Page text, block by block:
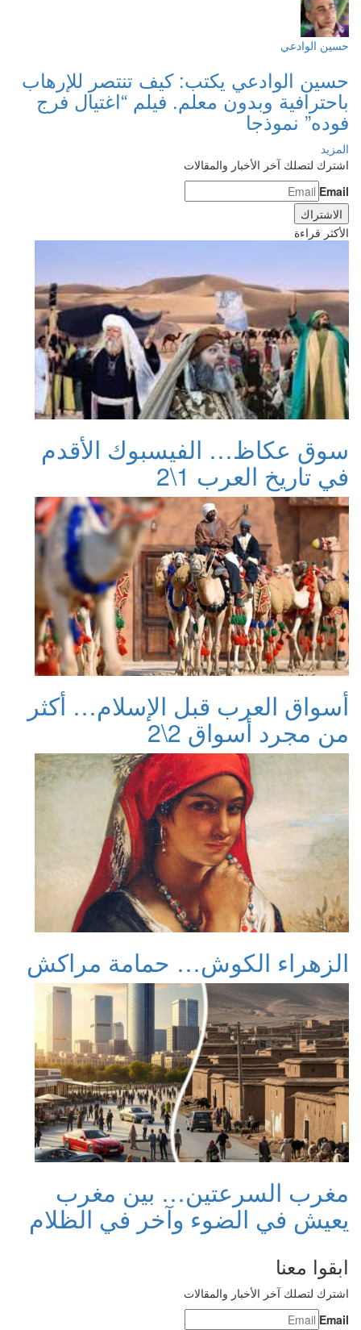
حسين الوادعي
حسين الوادعي يكتب: كيف تنتصر للإرهاب
باحترافية وبدون معلم. فيلم “اغتيال فرج
فوده” نموذجا
المزيد
اشترك لتصلك آخر الأخبار والمقالات
Email
الأكثر قراءة
سوق عكاظ… الفيسبوك الأقدم
في تاريخ العرب 1\2
أسواق العرب قبل الإسلام… أكثر
من مجرد أسواق 2\2
الزهراء الكوش… حمامة مراكش
مغرب السرعتين… بين مغرب
يعيش في الضوء وآخر في الظلام
ابقوا معنا
اشترك لتصلك آخر الأخبار والمقالات
Email